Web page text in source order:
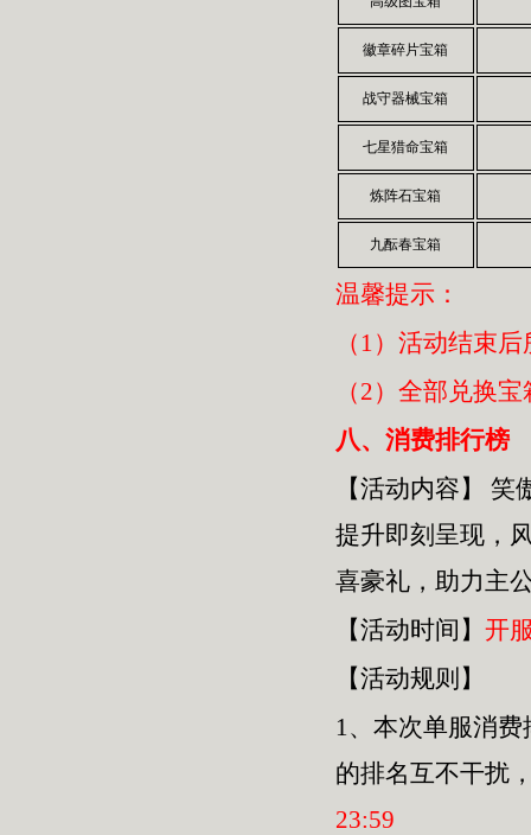
徽章碎片宝箱
战守器械宝箱
七星猎命宝箱
炼阵石宝箱
九酝春宝箱
温馨提示：
（1）活动结束
（2）全部兑换
八、消费排行榜
【活动内容】
笑
提升即刻呈现，
喜豪礼，助力主
【活动时间】 开
【活动规则】
1、本次单服消费
的排名互不干扰
23:59